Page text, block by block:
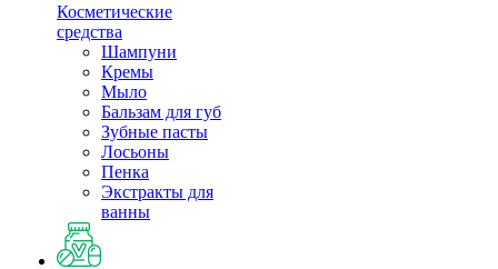
Косметические
средства
Шампуни
Кремы
Мыло
Бальзам для губ
Зубные пасты
Лосьоны
Пенка
Экстракты для
ванны